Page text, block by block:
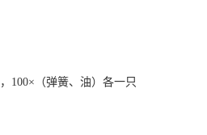
100×（弹簧、油）各一只